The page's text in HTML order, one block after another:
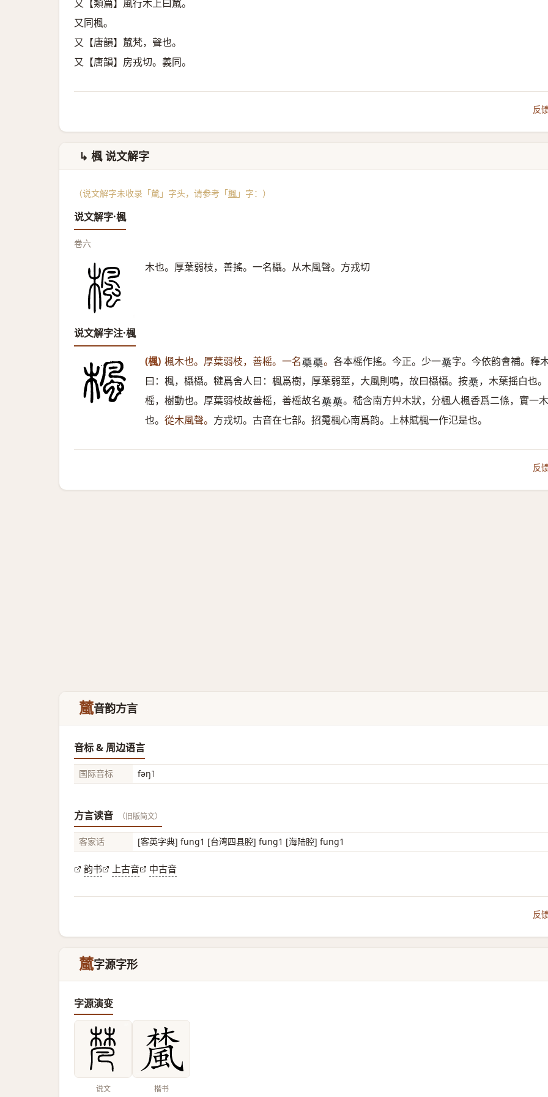
又【類篇】風行木上曰檒。
又同楓。
又【唐韻】檒梵，聲也。
又【唐韻】房戎切。義同。
反
↳ 楓 说文解字
（说文解字未收录「檒」字头，请参考「楓 」字：）
说文解字·楓
卷六
木也。厚葉弱枝，善搖。一名欇。从木風聲。方戎切
说文解字注·楓
(楓) 楓木也。厚葉弱枝，善榣。一名𣠞 𣠞 。 各本榣作搖。今正。少一𣠞 字。今依韵會補。釋
曰：楓，欇欇。犍爲舍人曰：楓爲樹，厚葉弱莖，大風則鳴，故曰欇欇。按𣠞 ，木葉摇白也。
榣，樹動也。厚葉弱枝故善榣，善榣故名𣠞 𣠞 。嵇含南方艸木狀，分楓人楓香爲二條，實一木
也。 從木風聲。 方戎切。古音在七部。招䰟楓心南爲韵。上林賦楓一作氾是也。
反
檒音韵方言
音标 & 周边语言
国际音标 fəŋ˥
方言读音 （旧版简文）
客家话 [客英字典] fung1 [台湾四县腔] fung1 [海陆腔] fung1
韵书 上古音 中古音
反
檒字源字形
字源演变
说文 楷书